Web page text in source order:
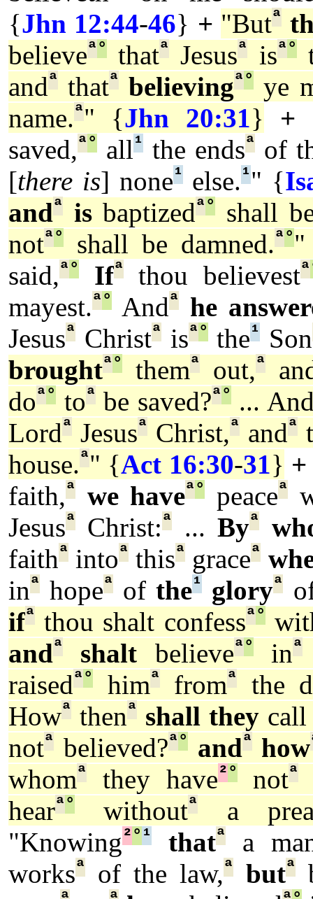
{Jhn 12:44-46} + "Butª
believeª° thatª Jesusª isª°
andª thatª believingª°
ye
name.ª" {Jhn 20:31} +
saved,ª° all¹ the endsª of
[there is] none¹else.¹" {
andª isbaptizedª°
shall
notª° shall be damned.ª°
said,ª° Ifªthou believestª
mayest.ª° Andª
he
Jesusª Christªisª°the¹ Son
broughtª° themª out,ª
doª° toª be saved?ª°...
Lordª Jesusª Christ,ª andª
house.ª" {Act 16:30-31} +
faith,ª we haveª° peaceª
Jesusª Christ:ª ...Byª
faithª intoª thisª graceª
inª hopeª ofthe¹ gloryª
ifª thou shalt confessª°
andª shalt believeª°inª
raisedª° himª fromª
the
Howª thenª shall they
notª believed?ª° andª how
whomª they have²°notª
hearª° withoutª
a
"Knowing²° ¹ thatª
a
worksª of the law,ª butª